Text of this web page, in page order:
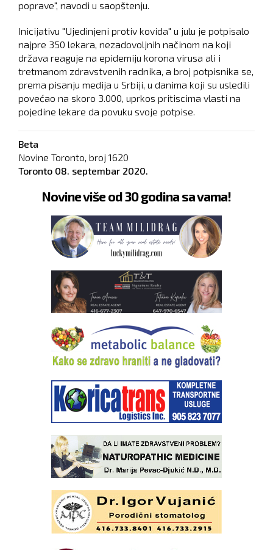
poprave", navodi u saopštenju.
Inicijativu "Ujedinjeni protiv kovida" u julu je potpisalo
najpre 350 lekara, nezadovoljnih načinom na koji
država reaguje na epidemiju korona virusa ali i
tretmanom zdravstvenih radnika, a broj potpisnika se,
prema pisanju medija u Srbiji, u danima koji su usledili
povećao na skoro 3.000, uprkos pritiscima vlasti na
pojedine lekare da povuku svoje potpise.
Beta
Novine Toronto, broj 1620
Toronto 08. septembar 2020.
Novine više od 30 godina sa vama!